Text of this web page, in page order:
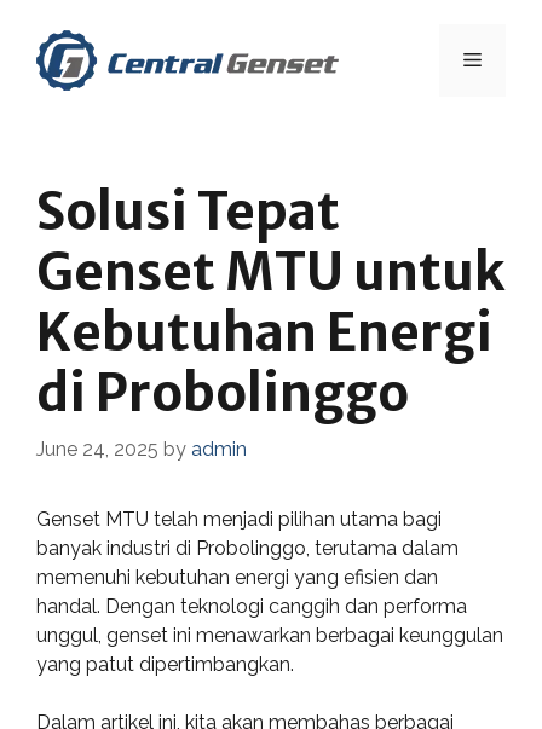
content
Menu
Solusi Tepat
Genset MTU untuk
Kebutuhan Energi
di Probolinggo
June 24, 2025 by admin
Genset MTU telah menjadi pilihan utama bagi
banyak industri di Probolinggo, terutama dalam
memenuhi kebutuhan energi yang efisien dan
handal. Dengan teknologi canggih dan performa
unggul, genset ini menawarkan berbagai keunggulan
yang patut dipertimbangkan.
Dalam artikel ini, kita akan membahas berbagai